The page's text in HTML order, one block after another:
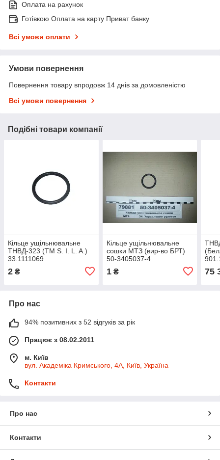
Оплата на рахунок
Готівкою Оплата на карту Приват банку
Всі умови оплати
Умови повернення
Повернення товару впродовж 14 днів за домовленістю
Всі умови повернення
Подібні товари компанії
Кільце ущільнювальне
ТНВД-323 (TM S. I. L. A.)
33.1111069
2 ₴
Кільце ущільнювальне
сошки МТЗ (вир-во БРТ)
50-3405037-4
1₴ 75
Про нас
94% позитивних з 52 відгуків за рік
Працює з 08.02.2011
м. Київ
вул. Академіка Кримського, 4А, Київ, Україна
Контакти
Про нас
Контакти